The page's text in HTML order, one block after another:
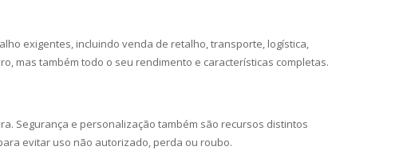
exigentes, incluindo venda de retalho, transporte, logística,
mas também todo o seu rendimento e características completas.
Segurança e personalização também são recursos distintos
evitar uso não autorizado, perda ou roubo.